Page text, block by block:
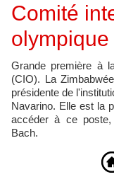
Comité
olympique
Grande première à
(CIO). La
présidente de
Navarino. Elle est la
accéder à ce
Bach.